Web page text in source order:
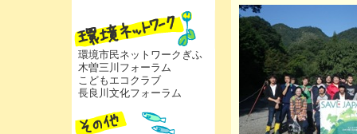
環境市民ネットワークぎふ
木曽三川フォーラム
こどもエコクラブ
長良川文化フォーラム